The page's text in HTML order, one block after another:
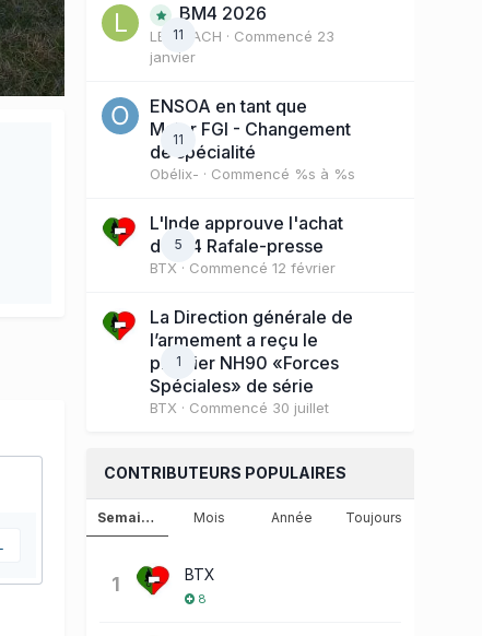
11
BM4 2026
LE COACH · Commencé 23
janvier
11
ENSOA en tant que
Major FGI - Changement
de spécialité
Obélix- · Commencé %s à %s
5
L'Inde approuve l'achat
de 114 Rafale-presse
BTX · Commencé 12 février
1
La Direction générale de
l’armement a reçu le
premier NH90 «Forces
Spéciales» de série
BTX · Commencé 30 juillet
CONTRIBUTEURS POPULAIRES
Semaine Mois Année Toujours
1 BTX
8